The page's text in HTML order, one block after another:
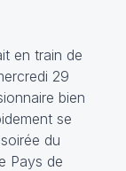
en train de
29
bien
se
du
Pays de